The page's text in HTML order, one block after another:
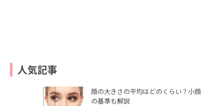
人気記事
顔の大きさの平均はどのくらい？小顔
の基準も解説